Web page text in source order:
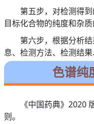
第五步，对检测得
目标化合物的纯度和杂质
第六步，根据分析
息、检测方法、检测结果
色谱纯
《中国药典》2020
则。